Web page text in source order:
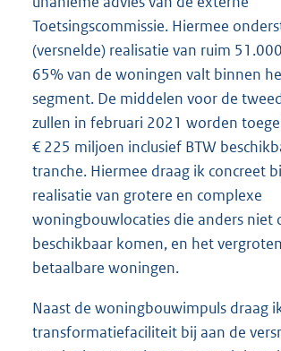
Toetsingscommissie. Hiermee
(versnelde) realisatie van ruim
65% van de woningen valt binnen
segment. De middelen voor de
zullen in februari 2021 worden
€ 225 miljoen inclusief BTW
tranche. Hiermee draag ik concreet
realisatie van grotere en complexe
woningbouwlocaties die anders niet
beschikbaar komen, en het
betaalbare woningen.
Naast de woningbouwimpuls draag
transformatiefaciliteit bij aan de